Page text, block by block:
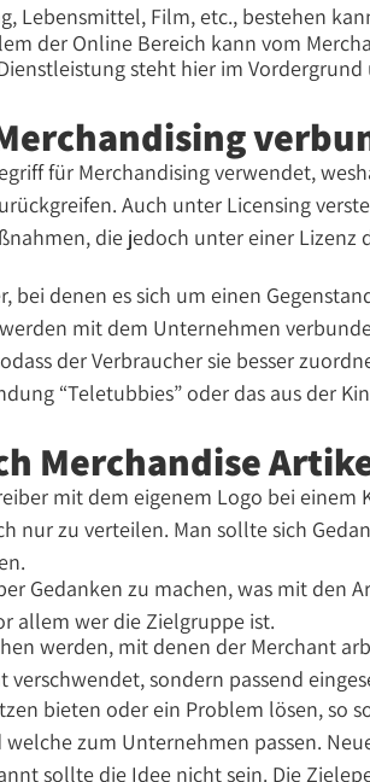
Lebensmittel, Film, etc., bestehen
der Online Bereich kann vom
steht hier im
für Merchandising verwendet,
Auch unter Licensing
die jedoch unter einer Lizenz
bei denen es sich um einen
mit dem Unternehmen
der Verbraucher sie besser
“Teletubbies” oder das aus der
Merchandise
mit dem eigenem Logo bei einem
nur zu verteilen. Man sollte sich
Gedanken zu machen, was mit den
allem wer die Zielgruppe ist.
werden, mit denen der Merchant
sondern passend
bieten oder ein Problem lösen, so
zum Unternehmen passen.
sollte die Idee nicht sein. Die